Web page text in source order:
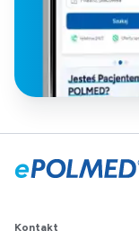
Kontakt